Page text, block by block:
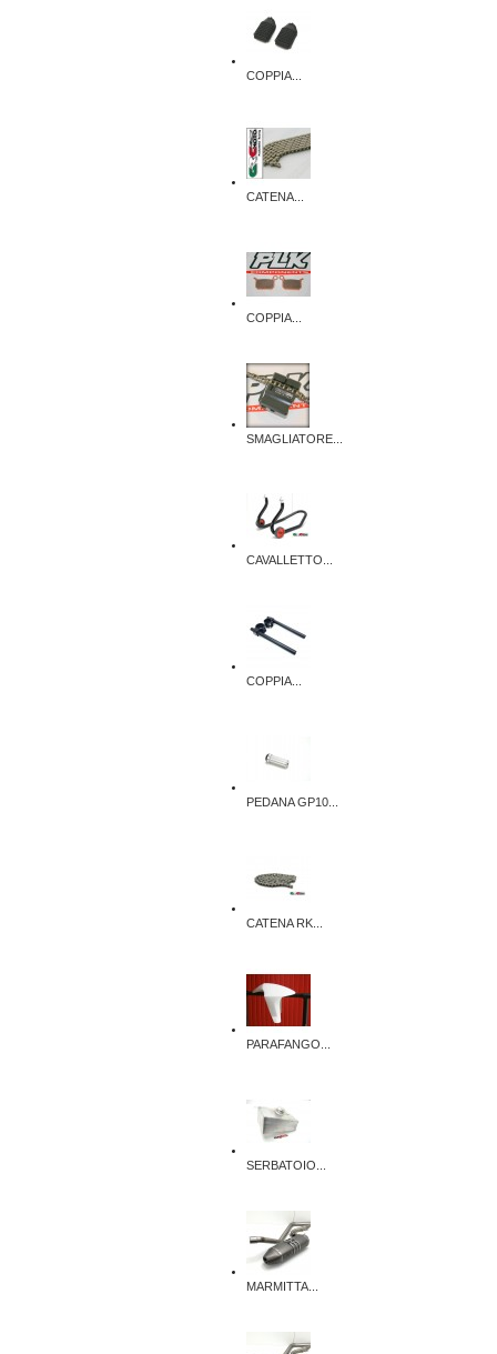
COPPIA...
CATENA...
COPPIA...
SMAGLIATORE...
CAVALLETTO...
COPPIA...
PEDANA GP10...
CATENA RK...
PARAFANGO...
SERBATOIO...
MARMITTA...